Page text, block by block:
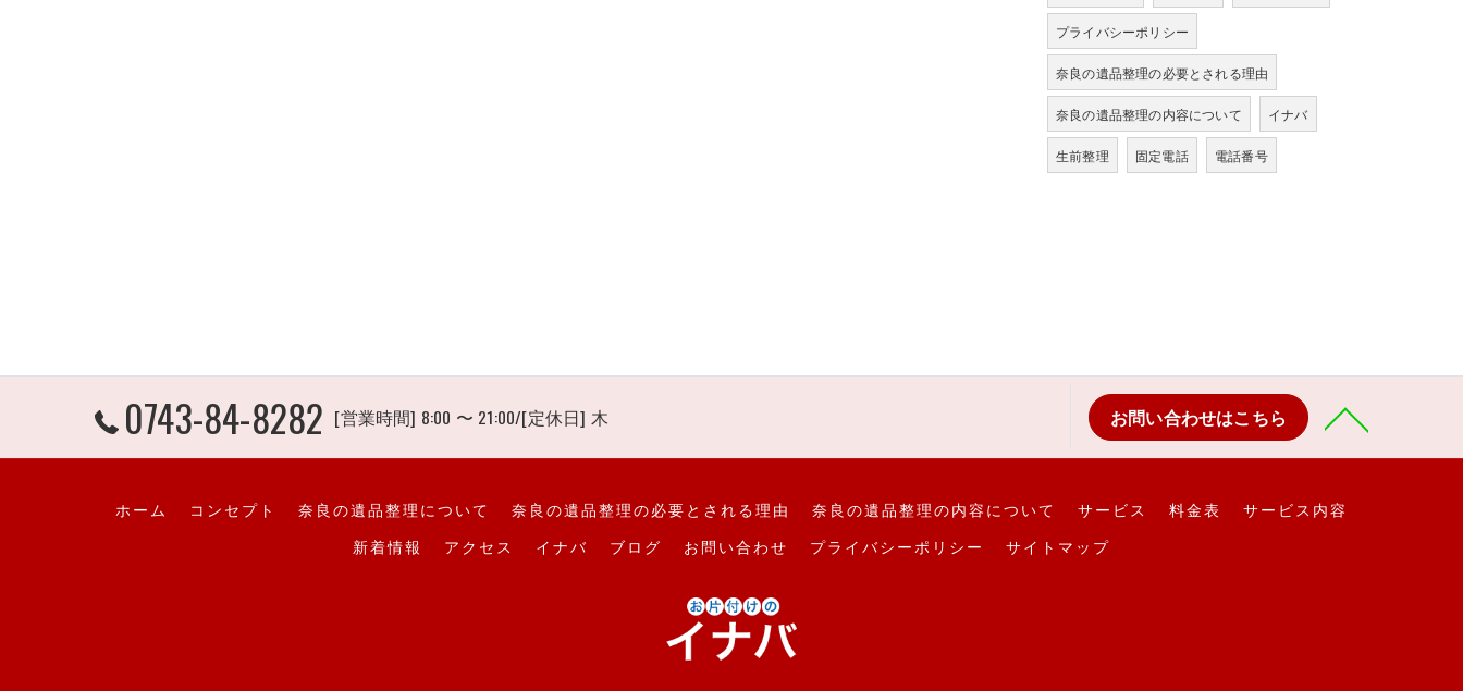
プライバシーポリシー
奈良の遺品整理の必要とされる理由
奈良の遺品整理の内容について イナバ
生前整理 固定電話 電話番号
0743-84-8282 [営業時間] 8:00 〜 21:00/[定休日] 木 お問い合わせはこちら
ホーム コンセプト 奈良の遺品整理について 奈良の遺品整理の必要とされる理由 奈良の遺品整理の内容について サービス 料金表
サービス内容
新着情報
アクセス イナバ ブログ お問い合わせ プライバシーポリシー サイトマップ